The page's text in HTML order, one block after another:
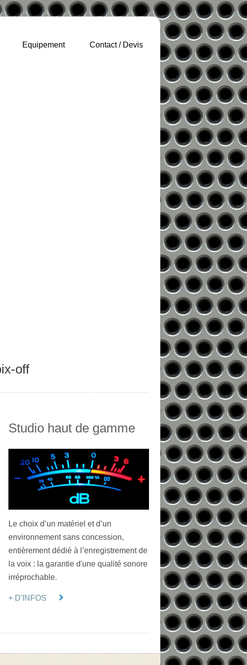
Equipement Contact / Devis
off
Studio haut de gamme
Le choix d’un matériel et d’un
environnement sans concession,
entièrement dédié à l’enregistrement de
la voix : la garantie d'une qualité sonore
irréprochable.
+ D'INFOS